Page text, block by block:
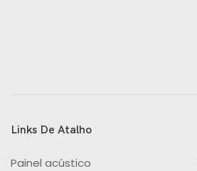
Links De Atalho
Painel acústico